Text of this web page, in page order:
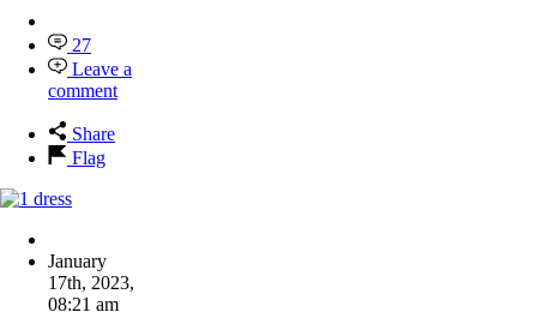
27
Leave a
comment
Share
Flag
January
17th, 2023,
08:21 am